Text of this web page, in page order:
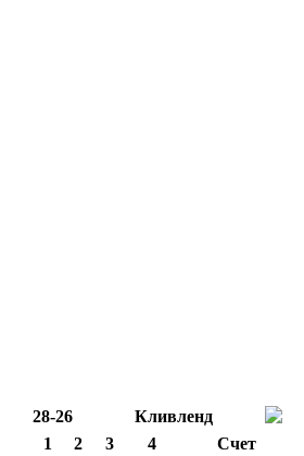
28-26
Кливленд
1 2 3 4
Счет